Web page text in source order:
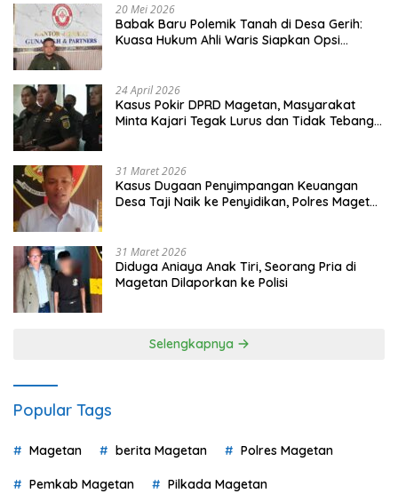
20 Mei 2026
Babak Baru Polemik Tanah di Desa Gerih:
Kuasa Hukum Ahli Waris Siapkan Opsi
24 April 2026
Kasus Pokir DPRD Magetan, Masyarakat
Minta Kajari Tegak Lurus dan Tidak Tebang
31 Maret 2026
Kasus Dugaan Penyimpangan Keuangan
Desa Taji Naik ke Penyidikan, Polres Magetan
31 Maret 2026
Diduga Aniaya Anak Tiri, Seorang Pria di
Magetan Dilaporkan ke Polisi
Selengkapnya
Popular Tags
Magetan berita Magetan Polres Magetan
Pemkab Magetan Pilkada Magetan